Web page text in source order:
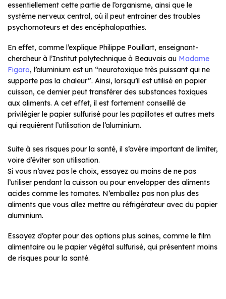
essentiellement cette partie de l’organisme, ainsi que le
système nerveux central, où il peut entrainer des troubles
psychomoteurs et des encéphalopathies.
En effet, comme l’explique Philippe Pouillart, enseignant-
chercheur à l’Institut polytechnique à Beauvais au Madame
Figaro, l’aluminium est un “neurotoxique très puissant qui ne
supporte pas la chaleur”. Ainsi, lorsqu’il est utilisé en papier
cuisson, ce dernier peut transférer des substances toxiques
aux aliments. A cet effet, il est fortement conseillé de
privilégier le papier sulfurisé pour les papillotes et autres mets
qui requièrent l’utilisation de l’aluminium.
Suite à ses risques pour la santé, il s’avère important de limiter,
voire d’éviter son utilisation.
Si vous n’avez pas le choix, essayez au moins de ne pas
l’utiliser pendant la cuisson ou pour envelopper des aliments
acides comme les tomates. N’emballez pas non plus des
aliments que vous allez mettre au réfrigérateur avec du papier
aluminium.
Essayez d’opter pour des options plus saines, comme le film
alimentaire ou le papier végétal sulfurisé, qui présentent moins
de risques pour la santé.